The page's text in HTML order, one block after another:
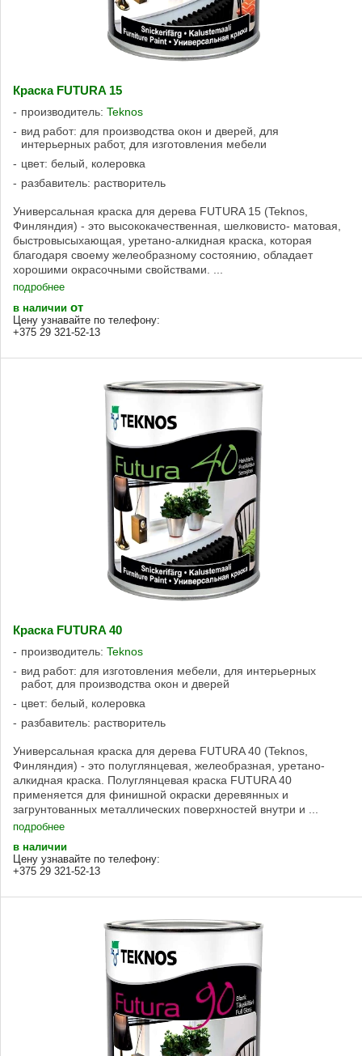
Краска FUTURA 15
производитель: Teknos
вид работ: для производства окон и дверей, для
интерьерных работ, для изготовления мебели
цвет: белый, колеровка
разбавитель: растворитель
Универсальная краска для дерева FUTURA 15 (Teknos,
Финляндия) - это высококачественная, шелковисто- матовая,
быстровысыхающая, уретано-алкидная краска, которая
благодаря своему желеобразному состоянию, обладает
хорошими окрасочными свойствами. ...
подробнее
в наличии от
Цену узнавайте по телефону:
+375 29 321-52-13
Краска FUTURA 40
производитель: Teknos
вид работ: для изготовления мебели, для интерьерных
работ, для производства окон и дверей
цвет: белый, колеровка
разбавитель: растворитель
Универсальная краска для дерева FUTURA 40 (Teknos,
Финляндия) - это полуглянцевая, желеобразная, уретано-
алкидная краска. Полуглянцевая краска FUTURA 40
применяется для финишной окраски деревянных и
загрунтованных металлических поверхностей внутри и ...
подробнее
в наличии
Цену узнавайте по телефону:
+375 29 321-52-13